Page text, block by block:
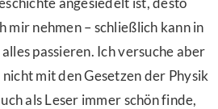
mir nehmen – schließlich kann in
passieren. Ich versuche aber
mit den Gesetzen der Physik
als Leser immer schön finde,